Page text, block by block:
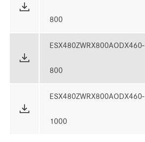
800
ESX480ZWRX800AODX460-
800
ESX480ZWRX800AODX460-
1000